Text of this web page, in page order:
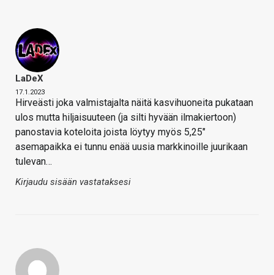
LaDeX
17.1.2023
Hirveästi joka valmistajalta näitä kasvihuoneita pukataan
ulos mutta hiljaisuuteen (ja silti hyvään ilmakiertoon)
panostavia koteloita joista löytyy myös 5,25"
asemapaikka ei tunnu enää uusia markkinoille juurikaan
tulevan…
Kirjaudu sisään vastataksesi